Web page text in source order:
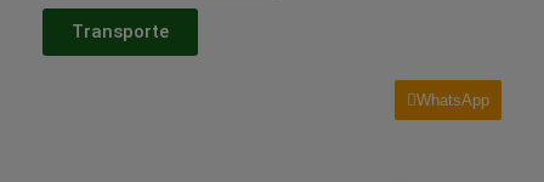
Transporte
WhatsApp